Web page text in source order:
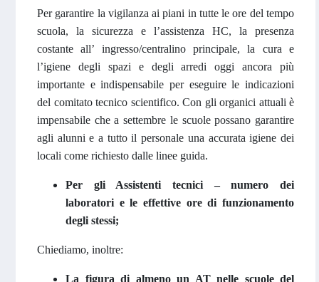
Per garantire la vigilanza ai piani in tutte le ore del tempo
scuola, la sicurezza e l’assistenza HC, la presenza
costante all’ ingresso/centralino principale, la cura e
l’igiene degli spazi e degli arredi oggi ancora più
importante e indispensabile per eseguire le indicazioni
del comitato tecnico scientifico. Con gli organici attuali è
impensabile che a settembre le scuole possano garantire
agli alunni e a tutto il personale una accurata igiene dei
locali come richiesto dalle linee guida.
Per gli Assistenti tecnici – numero dei
laboratori e le effettive ore di funzionamento
degli stessi;
Chiediamo, inoltre:
La figura di almeno un AT nelle scuole del